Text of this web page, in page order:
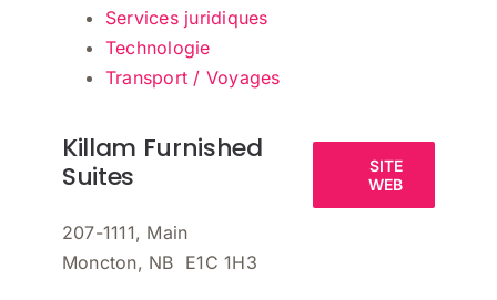
Services juridiques
Technologie
Transport / Voyages
Killam Furnished
Suites
SITE
WEB
207-1111, Main
Moncton, NB E1C 1H3